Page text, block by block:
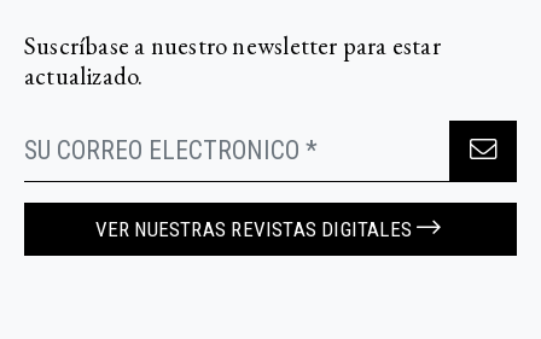
Suscríbase a nuestro newsletter para estar
actualizado.
VER NUESTRAS REVISTAS DIGITALES